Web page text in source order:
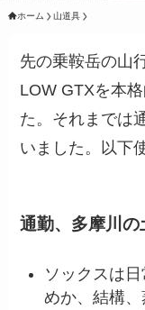
ホーム 山道具
先の乗鞍岳の山
LOW GTXを本
た。それまでは
いました。以下
通勤、多摩川の
ソックスは
めか、結構